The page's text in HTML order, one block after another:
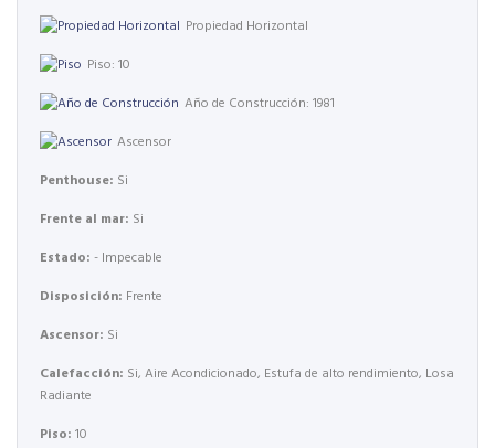
Propiedad Horizontal
Piso: 10
Año de Construcción: 1981
Ascensor
Penthouse: Si
Frente al mar: Si
Estado: - Impecable
Disposición: Frente
Ascensor: Si
Calefacción: Si, Aire Acondicionado, Estufa de alto rendimiento, Losa
Radiante
Piso: 10